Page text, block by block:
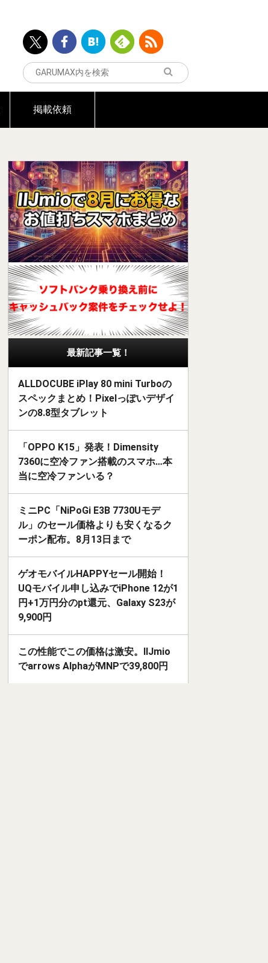
掲載依頼
最新記事一覧！
ALLDOCUBE iPlay 80 mini Turboの
スペックまとめ！Pixelっぽいデザイ
ンの8.8型タブレット
「OPPO K15」発表！Dimensity
7360に空冷ファン搭載のスマホ…本
当に空冷ファンいる？
ミニPC「NiPoGi E3B 7730Uモデ
ル」のセール価格よりも安くなるク
ーポン配布。8月13日まで
ゲオモバイルHAPPYセール開始！
UQモバイル申し込みでiPhone 12が1
円+1万円分のpt還元、Galaxy S23が
9,900円
この性能でこの価格は激安。IIJmio
でarrows AlphaがMNPで39,800円